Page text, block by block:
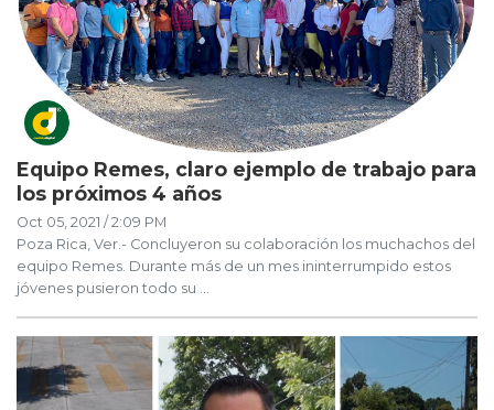
Equipo Remes, claro ejemplo de trabajo para
los próximos 4 años
Oct 05, 2021 / 2:09 PM
Poza Rica, Ver.- Concluyeron su colaboración los muchachos del
equipo Remes. Durante más de un mes ininterrumpido estos
jóvenes pusieron todo su ...